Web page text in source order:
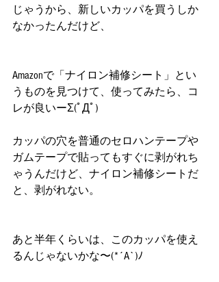
じゃうから、新しいカッパを買うしか
なかったんだけど、
Amazonで「ナイロン補修シート」とい
うものを見つけて、使ってみたら、コ
レが良いーΣ(ﾟДﾟ)
カッパの穴を普通のセロハンテープや
ガムテープで貼ってもすぐに剥がれち
ゃうんだけど、ナイロン補修シートだ
と、剥がれない。
あと半年くらいは、このカッパを使え
るんじゃないかな〜(*´A`)ﾉ